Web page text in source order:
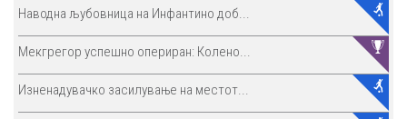
Наводна љубовница на Инфантино доб...
Мекгрегор успешно опериран: Колено...
Изненадувачко засилување на местот...